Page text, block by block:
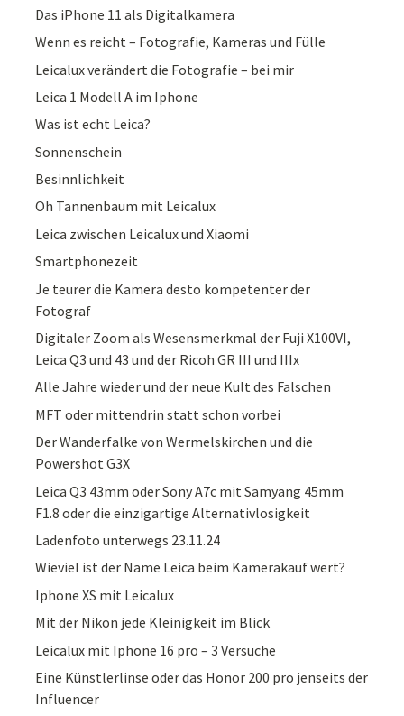
Das iPhone 11 als Digitalkamera
Wenn es reicht – Fotografie, Kameras und Fülle
Leicalux verändert die Fotografie – bei mir
Leica 1 Modell A im Iphone
Was ist echt Leica?
Sonnenschein
Besinnlichkeit
Oh Tannenbaum mit Leicalux
Leica zwischen Leicalux und Xiaomi
Smartphonezeit
Je teurer die Kamera desto kompetenter der
Fotograf
Digitaler Zoom als Wesensmerkmal der Fuji X100VI,
Leica Q3 und 43 und der Ricoh GR III und IIIx
Alle Jahre wieder und der neue Kult des Falschen
MFT oder mittendrin statt schon vorbei
Der Wanderfalke von Wermelskirchen und die
Powershot G3X
Leica Q3 43mm oder Sony A7c mit Samyang 45mm
F1.8 oder die einzigartige Alternativlosigkeit
Ladenfoto unterwegs 23.11.24
Wieviel ist der Name Leica beim Kamerakauf wert?
Iphone XS mit Leicalux
Mit der Nikon jede Kleinigkeit im Blick
Leicalux mit Iphone 16 pro – 3 Versuche
Eine Künstlerlinse oder das Honor 200 pro jenseits der
Influencer